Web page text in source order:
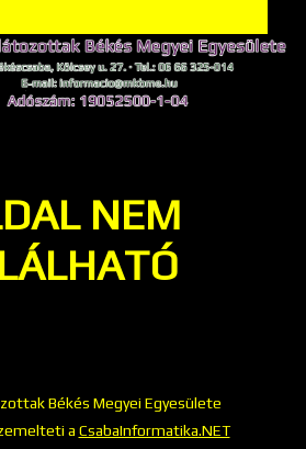
NEM
Békés Megyei Egyesülete
a CsabaInformatika.NET